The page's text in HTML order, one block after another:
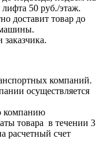
50 руб./этаж.
доставит товар до
машины.
компаний.
осуществляется
компанию
товара в течении 3
расчетный счет